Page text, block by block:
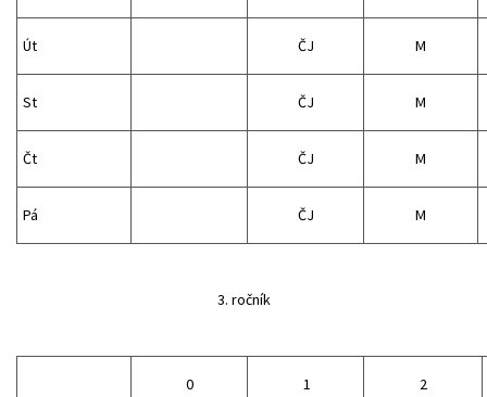
Út ČJ M
St ČJ M
Čt ČJ M
Pá ČJ M
3. ročník
0 1 2